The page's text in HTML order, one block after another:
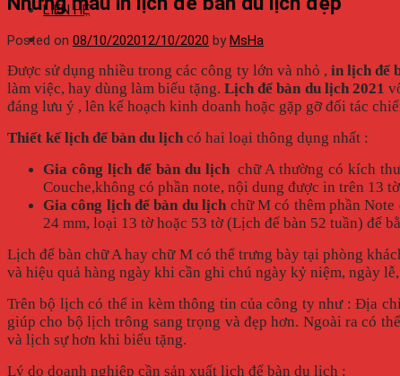
LIÊN HỆ
Posted on 08/10/202012/10/2020 byMsHa
Được sử dụng nhiều trong các công ty lớn và nhỏ , in lịch để
làm việc, hay dùng làm biếu tặng.Lịch để bàn du lịch 2021
đáng lưu ý , lên kế hoạch kinh doanh hoặc gặp gỡ đối tác
Thiết kế lịch để bàn du lịch có hai loại thông dụng nhất :
Gia công lịch để bàn du lịchchữ A thường có kích
Couche,không có phần note, nội dung được in trên 13
Gia công lịch để bàn du lịch chữ M có thêm phần
24 mm, loại 13 tờ hoặc 53 tờ (Lịch để bàn 52 tuần) đế
Lịch để bàn chữ A hay chữ M có thể trưng bày tại phòng
và hiệu quả hàng ngày khi cần ghi chú ngày kỷ niệm, ngày
Trên bộ lịch có thể in kèm thông tin của công ty như : Địa
giúp cho bộ lịch trông sang trọng và đẹp hơn. Ngoài ra có
và lịch sự hơn khi biếu tặng.
Lý do doanh nghiệp cần sản xuất lịch để bàn du lịch :